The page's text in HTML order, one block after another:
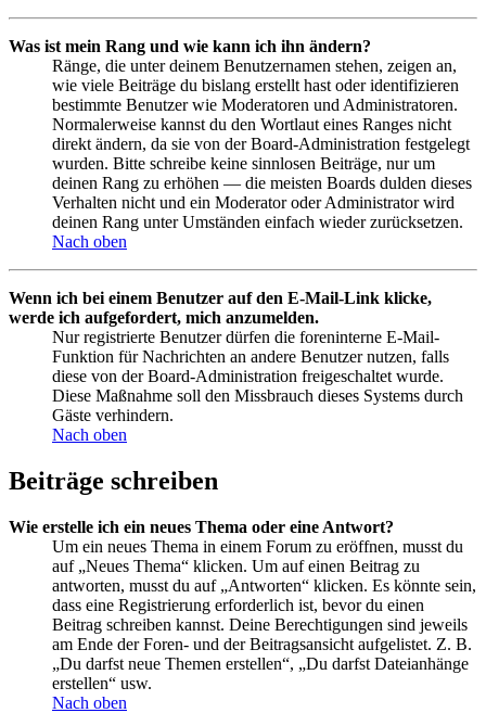
Was ist mein Rang und wie kann ich ihn ändern?
Ränge, die unter deinem Benutzernamen stehen, zeigen an,
wie viele Beiträge du bislang erstellt hast oder identifizieren
bestimmte Benutzer wie Moderatoren und Administratoren.
Normalerweise kannst du den Wortlaut eines Ranges nicht
direkt ändern, da sie von der Board-Administration festgelegt
wurden. Bitte schreibe keine sinnlosen Beiträge, nur um
deinen Rang zu erhöhen — die meisten Boards dulden dieses
Verhalten nicht und ein Moderator oder Administrator wird
deinen Rang unter Umständen einfach wieder zurücksetzen.
Nach oben
Wenn ich bei einem Benutzer auf den E-Mail-Link klicke,
werde ich aufgefordert, mich anzumelden.
Nur registrierte Benutzer dürfen die foreninterne E-Mail-
Funktion für Nachrichten an andere Benutzer nutzen, falls
diese von der Board-Administration freigeschaltet wurde.
Diese Maßnahme soll den Missbrauch dieses Systems durch
Gäste verhindern.
Nach oben
Beiträge schreiben
Wie erstelle ich ein neues Thema oder eine Antwort?
Um ein neues Thema in einem Forum zu eröffnen, musst du
auf „Neues Thema“ klicken. Um auf einen Beitrag zu
antworten, musst du auf „Antworten“ klicken. Es könnte sein,
dass eine Registrierung erforderlich ist, bevor du einen
Beitrag schreiben kannst. Deine Berechtigungen sind jeweils
am Ende der Foren- und der Beitragsansicht aufgelistet. Z. B.
„Du darfst neue Themen erstellen“, „Du darfst Dateianhänge
erstellen“ usw.
Nach oben